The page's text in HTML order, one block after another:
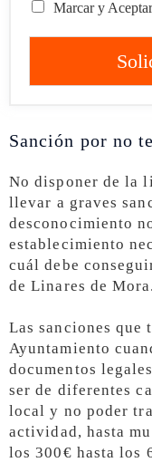
Marcar y
Sanción por no
No disponer de la
llevar a graves
desconocimiento
establecimiento
cuál debe
de Linares de Mora.
Las sanciones que
Ayuntamiento
documentos
ser de diferentes
local y no poder
actividad, hasta
los 300€ hasta los